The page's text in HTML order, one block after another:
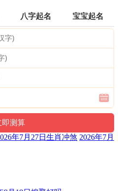
因此对于个人挑选签约吉日还需
的方案。
八字起名 宝宝起名
年7月27日生肖冲煞 2026年7月